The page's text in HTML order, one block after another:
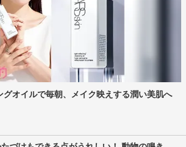
グオイルで毎朝、メイク映えする潤い美肌へ